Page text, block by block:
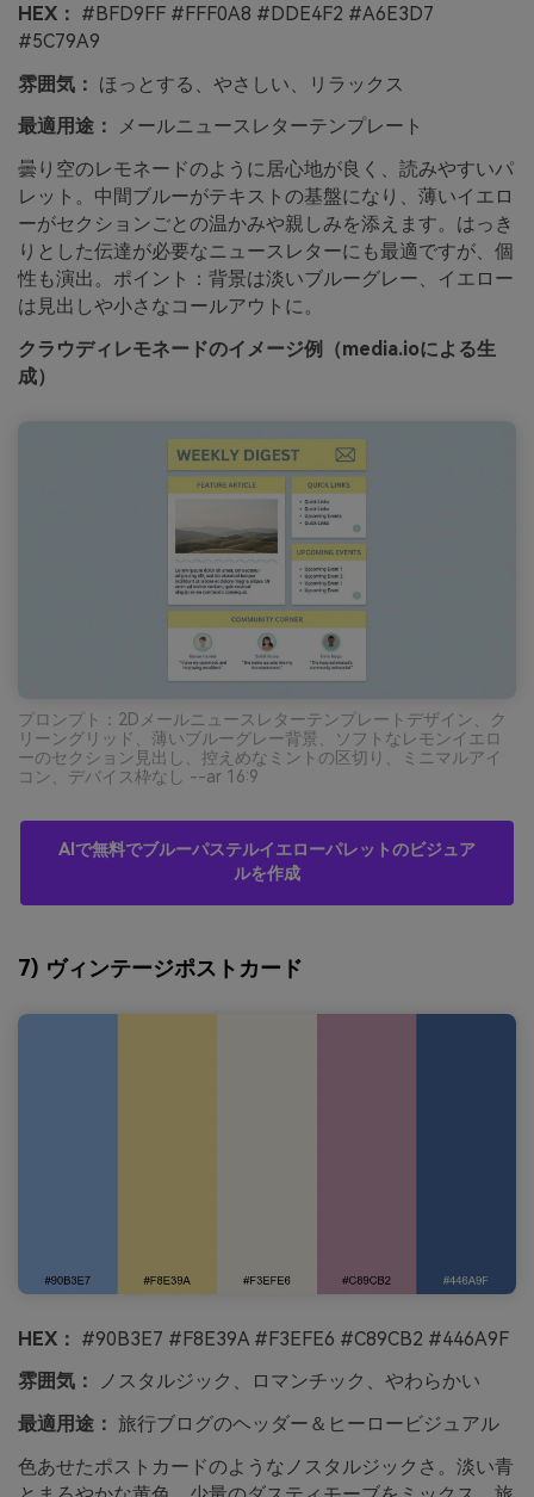
HEX： #BFD9FF #FFF0A8 #DDE4F2 #A6E3D7
#5C79A9
雰囲気： ほっとする、やさしい、リラックス
最適用途：
メールニュースレターテンプレート
曇り空のレモネードのように居心地が良く、読みやすいパ
レット。中間ブルーがテキストの基盤になり、薄いイエロ
ーがセクションごとの温かみや親しみを添えます。はっき
りとした伝達が必要なニュースレターにも最適ですが、個
性も演出。ポイント：背景は淡いブルーグレー、イエロー
は見出しや小さなコールアウトに。
クラウディレモネードのイメージ例（media.ioによる生
成）
プロンプト：2Dメールニュースレターテンプレートデザイン、ク
リーングリッド、薄いブルーグレー背景、ソフトなレモンイエロ
ーのセクション見出し、控えめなミントの区切り、ミニマルアイ
コン、デバイス枠なし --ar 16:9
AIで無料でブルーパステルイエローパレットのビジュア
ルを作成
7) ヴィンテージポストカード
HEX： #90B3E7 #F8E39A #F3EFE6 #C89CB2 #446A9F
雰囲気：
ノスタルジック、ロマンチック、やわらかい
最適用途： 旅行ブログのヘッダー＆ヒーロービジュアル
色あせたポストカードのようなノスタルジックさ。淡い青